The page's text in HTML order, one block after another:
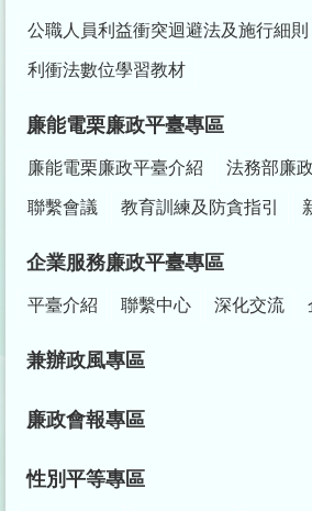
公職人員利益衝突迴避法及施行細則
利衝法數位學習教材
廉能電栗廉政平臺專區
廉能電栗廉政平臺介紹 法務部廉
聯繫會議 教育訓練及防貪指引
企業服務廉政平臺專區
平臺介紹 聯繫中心 深化交流
兼辦政風專區
廉政會報專區
性別平等專區